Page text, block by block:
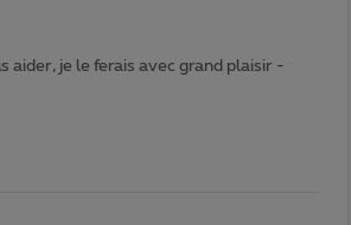
aider, je le ferais avec grand plaisir -